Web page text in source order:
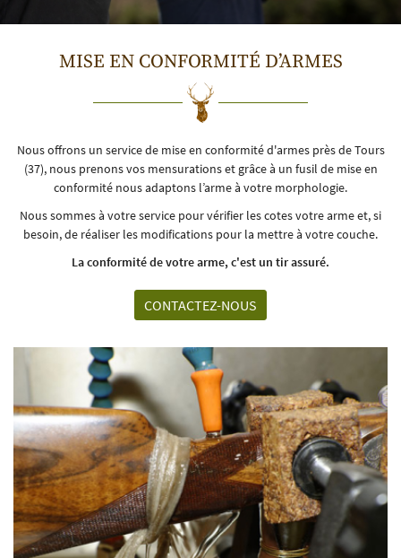
Eshop
Actualités
Contact
UNE
02 47 82 99 45
RESTEZ
INSCRIPTION
REJOIGNEZ-
MISE EN CONFORMITÉ D’ARMES
Nous offrons un service de mise en conformité d'armes près de Tours
(37), nous prenons vos mensurations et grâce à un fusil de mise en
conformité nous adaptons l’arme à votre morphologie.
Nous sommes à votre service pour vérifier les cotes votre arme et, si
besoin, de réaliser les modifications pour la mettre à votre couche.
La conformité de votre arme, c'est un tir assuré.
CONTACTEZ-NOUS